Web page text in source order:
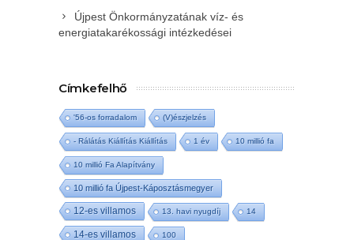
Újpest Önkormányzatának víz- és
energiatakarékossági intézkedései
Címkefelhő
'56-os forradalom (V)észjelzés
- Rálátás Kiállítás Kiállítás 1 év 10 millió fa
10 millió Fa Alapítvány
10 millió fa Újpest-Káposztásmegyer
12-es villamos 13. havi nyugdíj 14
14-es villamos 100